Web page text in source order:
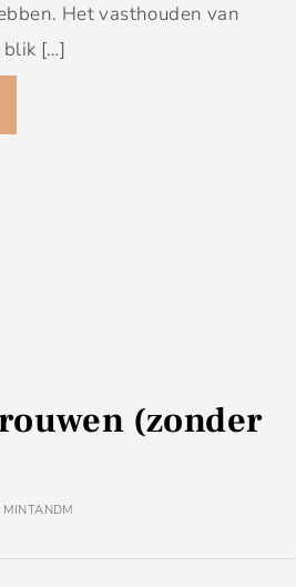
Het vasthouden van
blik […]
(zonder
MINTANDM